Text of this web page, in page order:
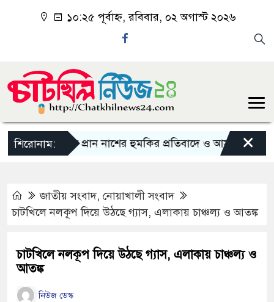
১০:২৫ পূর্বাহ্ন, রবিবার, ০২ অগাস্ট ২০২৬
শিরোনাম:
সাংবাদিককে প্রান নাশের হুমকির প্রতিবাদে ও আসামীদেরকে×
জাতীয় সংবাদ, নোয়াখালী সংবাদ
চাটখিলে নলকূপ দিয়ে উঠছে গ্যাস, এলাকায় চাঞ্চল্য ও আতঙ্ক
চাটখিলে নলকূপ দিয়ে উঠছে গ্যাস, এলাকায় চাঞ্চল্য ও
আতঙ্ক
নিউজ ডেস্ক